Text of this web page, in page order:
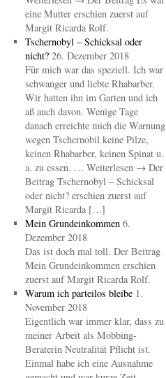
eine Mutter erschien zuerst auf
Margit Ricarda Rolf.
Tschernobyl – Schicksal oder
nicht? 26. Dezember 2018
Für mich war das speziell. Ich war
schwanger und liebte Rhabarber.
Wir hatten ihn im Garten und ich
aß auch davon. Wenige Tage
danach erreichte mich die Warnung
wegen Tschernobil keine Pilze,
keinen Rhabarber, keinen Spinat u.
a. zu essen. … Weiterlesen → Der
Beitrag Tschernobyl – Schicksal
oder nicht? erschien zuerst auf
Margit Ricarda […]
Mein Grundeinkommen 6.
Dezember 2018
Das ist doch mal toll. Der Beitrag
Mein Grundeinkommen erschien
zuerst auf Margit Ricarda Rolf.
Warum ich parteilos bleibe 1.
November 2018
Eigentlich war immer klar, dass zu
meiner Arbeit als Mobbing-
Beraterin Neutralität Pflicht ist.
Einmal habe ich eine Ausnahme